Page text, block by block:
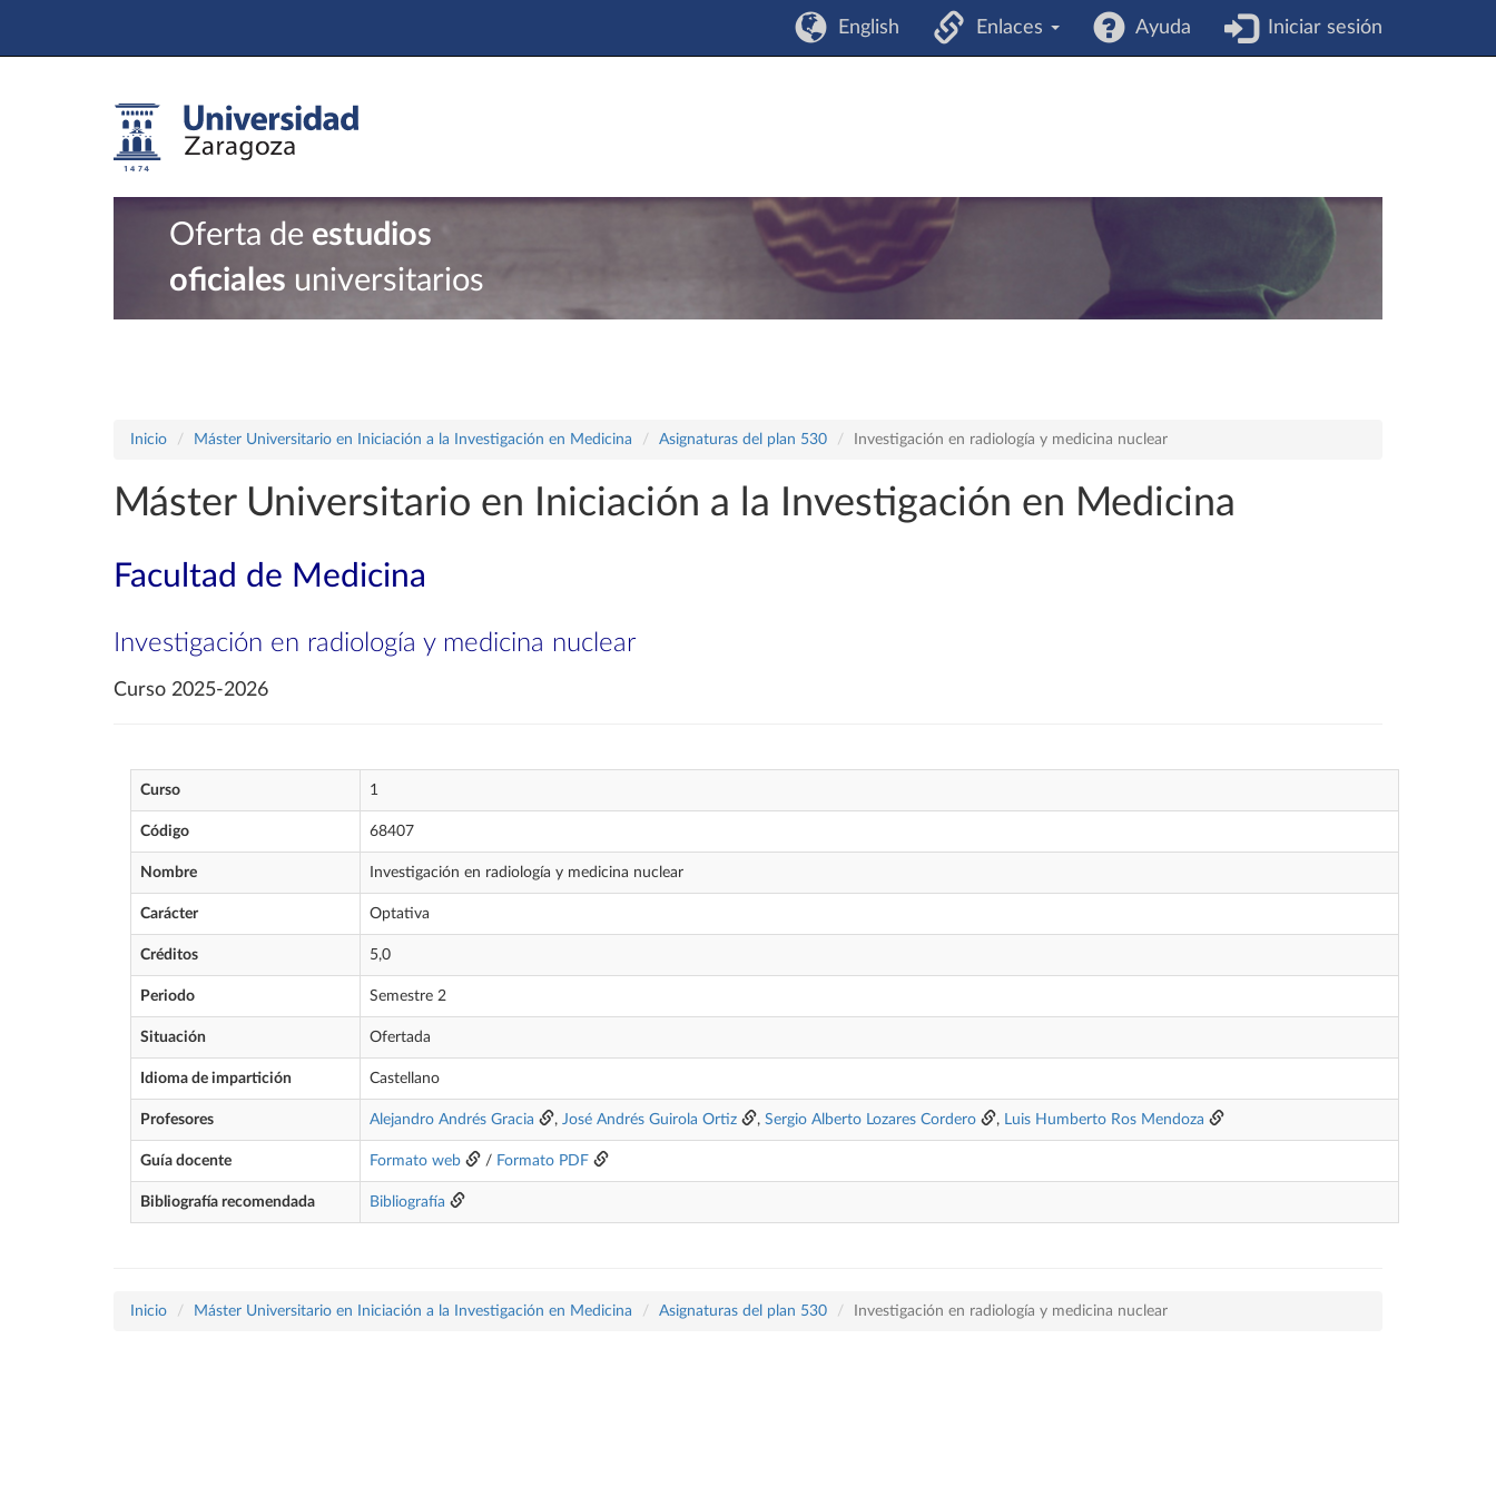
English Enlaces Ayuda Iniciar sesión
Oferta de estudios
oficiales universitarios
Inicio Máster Universitario en Iniciación a la Investigación en Medicina Asignaturas del plan 530 Investigación en radiología y medicina nuclear
Máster Universitario en Iniciación a la Investigación en Medicina
Facultad de Medicina
Investigación en radiología y medicina nuclear
Curso 2025-2026
Curso 1
Código 68407
Nombre Investigación en radiología y medicina nuclear
Carácter Optativa
Créditos 5,0
Periodo Semestre 2
Situación Ofertada
Idioma de impartición Castellano
Profesores Alejandro Andrés Gracia , José Andrés Guirola Ortiz , Sergio Alberto Lozares Cordero , Luis Humberto Ros Mendoza
Guía docente Formato web / Formato PDF
Bibliografía recomendada Bibliografía
Inicio Máster Universitario en Iniciación a la Investigación en Medicina Asignaturas del plan 530 Investigación en radiología y medicina nuclear